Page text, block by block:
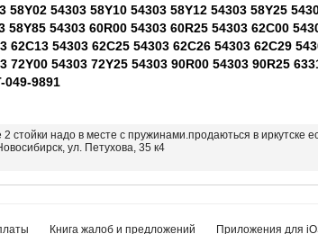
58Y02 54303 58Y10 54303 58Y12 54303 58Y25
58Y85 54303 60R00 54303 60R25 54303 62C00
62C13 54303 62C25 54303 62C26 54303 62C29
72Y00 54303 72Y25 54303 90R00 54303 90R25
049-9891
стойки надо в месте с пружинами.продаються в иркутске
ул. Петухова, 35 к4
Книга жалоб и предложений Приложения для